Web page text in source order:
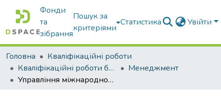
Фонди
та
зібрання
Пошук за
критеріями
Статистика Увійти
Головна
Кваліфікаційні роботи
Кваліфікаційні роботи бакалаврів
Менеджмент
Управління міжнародною конкурентоспроможністю продукції підприємств аграрного сектору України в умовах євроінтеграції